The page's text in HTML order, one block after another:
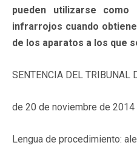
pueden utilizarse como
infrarrojos cuando
de los aparatos a los que
SENTENCIA DEL TRIBUNAL
de 20 de noviembre de 2014
Lengua de procedimiento: